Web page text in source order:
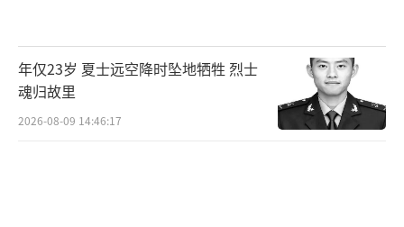
年仅23岁 夏士远空降时坠地牺牲 烈士
魂归故里
2026-08-09 14:46:17